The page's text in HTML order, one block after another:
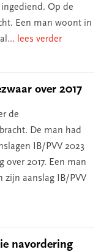
Op de
Een man woont in
... lees verder
over 2017
de
De man had
IB/PVV 2023
over 2017. Een man
zijn aanslag IB/PVV
navordering